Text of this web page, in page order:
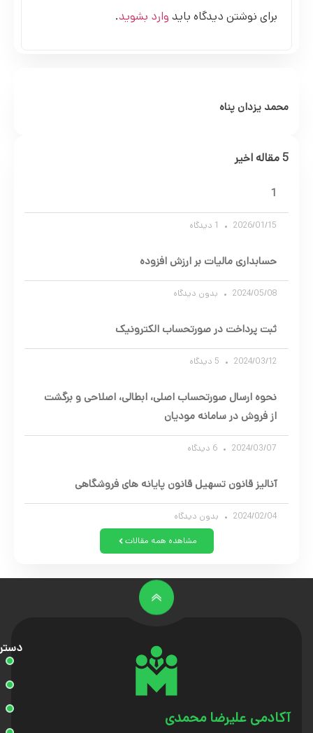
برای نوشتن دیدگاه باید وارد بشوید.
محمد یزدان پناه
5 مقاله اخیر
1
2026/01/15
حسابداری مالیات بر ارزش افزوده
2024/05/08 بدون دیدگاه
ثبت پرداخت در صورتحساب الکترونیک
2024/03/12
نحوه ارسال صورتحساب اصلی، ابطالی، اصلاحی و برگشت
از فروش در سامانه مودیان
2024/03/07
آنالیز قانون تسهیل قانون پایانه های فروشگاهی
2024/02/04 بدون دیدگاه
مشاهده همه مقالات
آکادمی علیرضا محمدی